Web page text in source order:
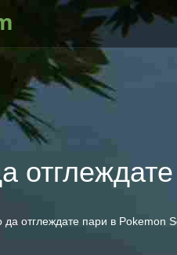
да отглеждате пари в Pokemon